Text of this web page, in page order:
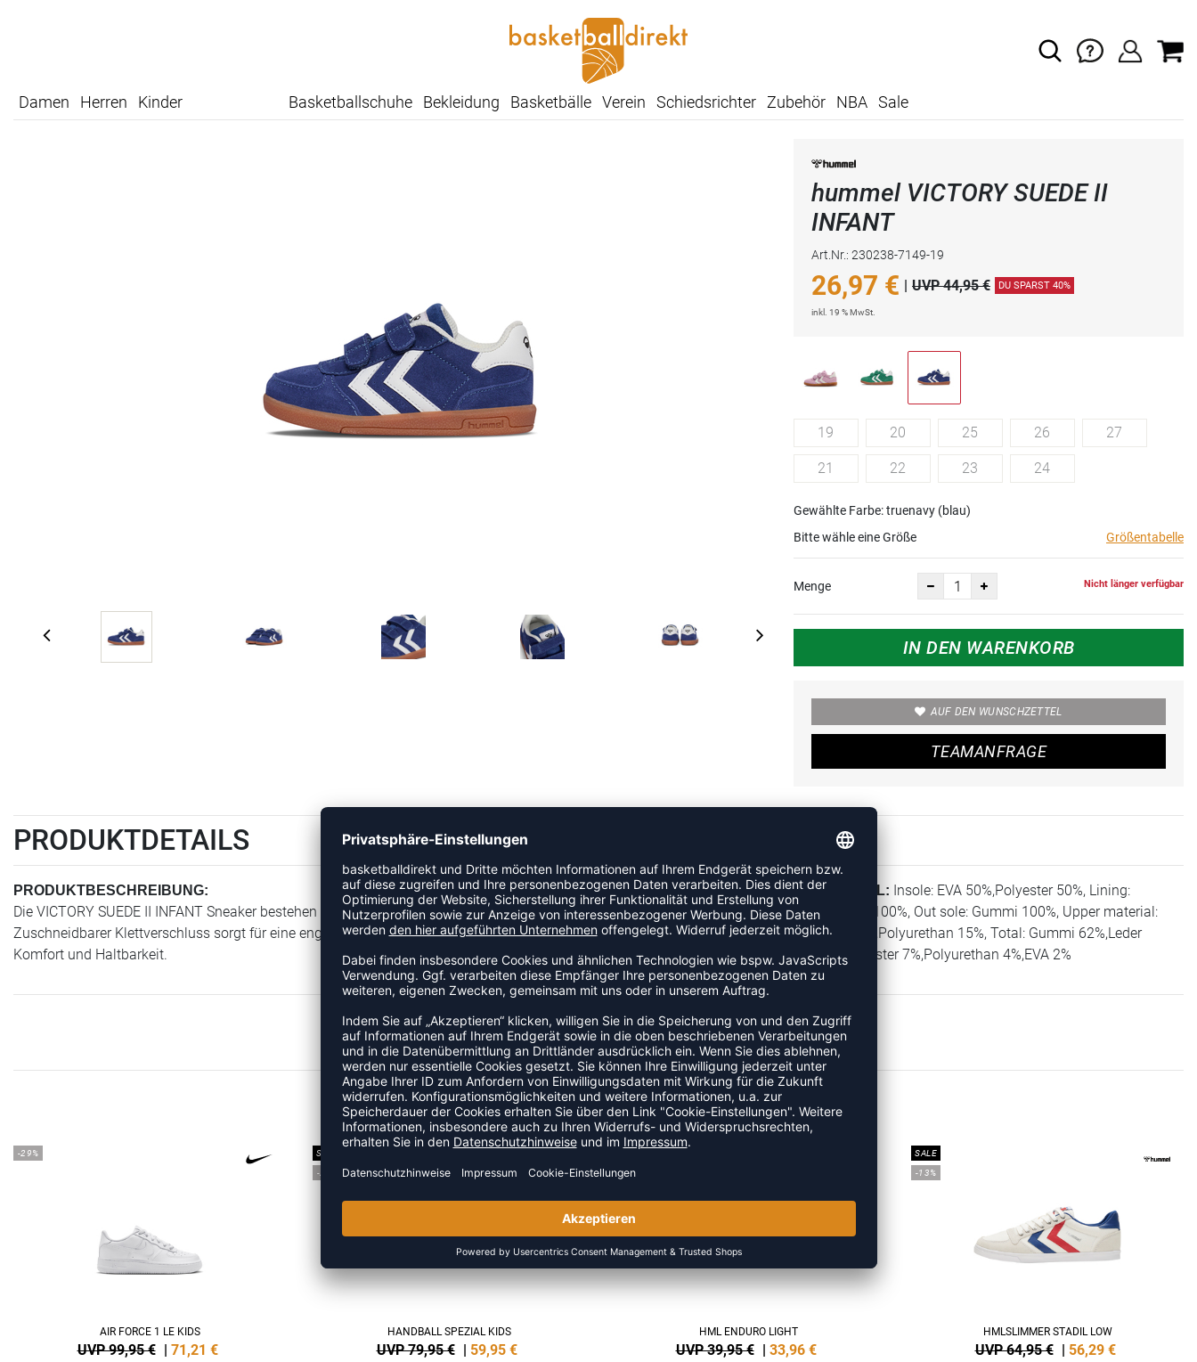
Damen Herren Kinder Basketballschuhe Bekleidung Basketbälle Verein Schiedsrichter Zubehör NBA Sale
hummel VICTORY SUEDE II
INFANT
Art.Nr.: 230238-7149-19
26,97 € | UVP 44,95 € DU SPARST 40%
inkl. 19 % MwSt.
19 20 25 26 27
21 22 23 24
Gewählte Farbe: truenavy (blau)
Bitte wähle eine Größe
Größentabelle
Menge Nicht länger verfügbar
IN DEN WARENKORB
AUF DEN WUNSCHZETTEL
TEAMANFRAGE
PRODUKTDETAILS
PRODUKTBESCHREIBUNG:
Die VICTORY SUEDE II INFANT Sneaker bestehen aus atmungsaktiven Materialien, die die Füße trocken und bequem halten.
Zuschneidbarer Klettverschluss sorgt für eine enge, individuelle Passform. Hergestellt aus echtem Leder für zusätzlichen
Komfort und Haltbarkeit.
MATERIAL: Insole: EVA 50%,Polyester 50%, Lining:
Polyester 100%, Out sole: Gummi 100%, Upper material:
Leder 85%,Polyurethan 15%, Total: Gummi 62%,Leder
25%,Polyester 7%,Polyurethan 4%,EVA 2%
ZULETZT ANGESEHEN
MEHR AUS DER KATEGORIE SNEAKER
-29%
AIR FORCE 1 LE KIDS
UVP 99,95 € | 71,21 €
SALE
-25%
HANDBALL SPEZIAL KIDS
UVP 79,95 € | 59,95 €
-15%
HML ENDURO LIGHT
UVP 39,95 € | 33,96 €
SALE
-13%
HMLSLIMMER STADIL LOW
UVP 64,95 € | 56,29 €